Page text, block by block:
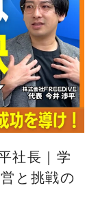
社長｜学
と挑戦の